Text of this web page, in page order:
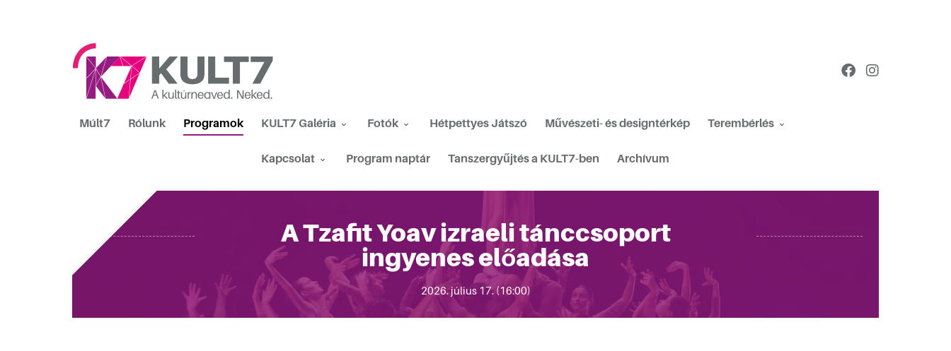
Múlt7 Rólunk Programok KULT7 Galéria Fotók Hétpettyes Játszó Művészeti- és designtérkép Terembérlés
Kapcsolat Program naptár Tanszergyűjtés a KULT7-ben Archívum
A Tzafit Yoav izraeli tánccsoport
ingyenes előadása
2026. július 17. (16:00)